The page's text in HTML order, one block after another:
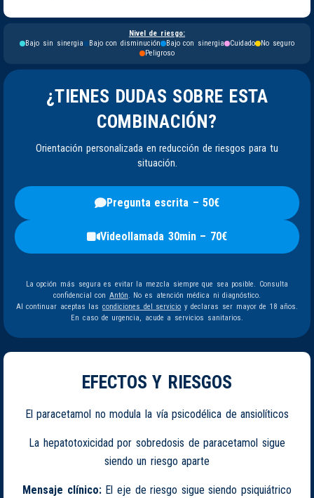
Nivel de riesgo:
Bajo sin sinergia
Bajo con disminución Bajo con sinergia Cuidado
No seguro
Peligroso
¿TIENES DUDAS SOBRE ESTA
COMBINACIÓN?
Orientación personalizada en reducción de riesgos para tu
situación.
Pregunta escrita – 50€
Videollamada 30min – 70€
La opción más segura es evitar la mezcla siempre que sea posible. Consulta
confidencial con Antón. No es atención médica ni diagnóstico.
Al continuar aceptas las condiciones del servicio y declaras ser mayor de 18 años.
En caso de urgencia, acude a servicios sanitarios.
EFECTOS Y RIESGOS
El paracetamol no modula la vía psicodélica de ansiolíticos
La hepatotoxicidad por sobredosis de paracetamol sigue
siendo un riesgo aparte
Mensaje clínico:El eje de riesgo sigue siendo psiquiátrico